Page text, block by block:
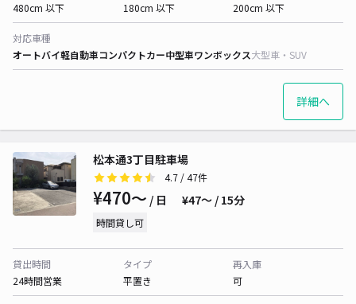
480cm 以下
180cm 以下
200cm 以下
対応車種
オートバイ軽自動車コンパクトカー中型車ワンボックス大型車・SUV
詳細へ
松本通3丁目駐車場
4.7 / 47件
¥470〜 / 日 ¥47〜 / 15分
時間貸し可
貸出時間
24時間営業
タイプ
平置き
再入庫
可